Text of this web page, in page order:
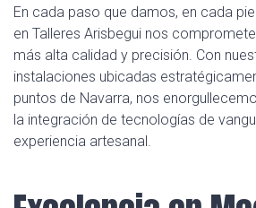
En cada paso que damos, en cada
en Talleres Arisbegui nos
más alta calidad y precisión. Con
instalaciones ubicadas
puntos de Navarra, nos
la integración de tecnologías de
experiencia artesanal.